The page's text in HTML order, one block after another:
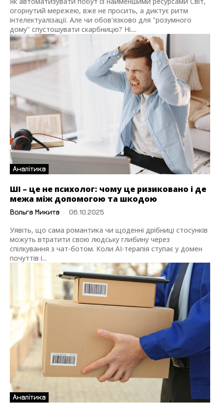
огорнутий мережею, вже не просить, а диктує ритм
інтелектуалізації. Але чи обов'язково для "розумного
дому" спустошувати скарбницю? Ні....
Аналітика
ШІ – це не психолог: чому це ризиковано і де
межа між допомогою та шкодою
Вольга Микита - 06.10.2025
Уявіть, що сама романтика чи щоденні дрібниці стосунків
можуть втратити свою людську глибину через
спілкування з чат-ботом. Коли AI-терапія ступає у домен
почуттів і...
Аналітика